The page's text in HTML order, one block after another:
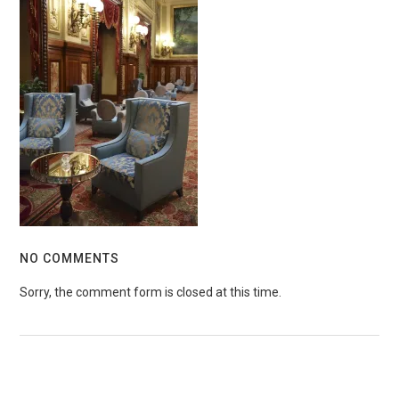
NO COMMENTS
Sorry, the comment form is closed at this time.